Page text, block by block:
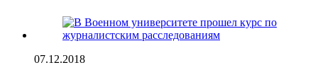
07.12.2018